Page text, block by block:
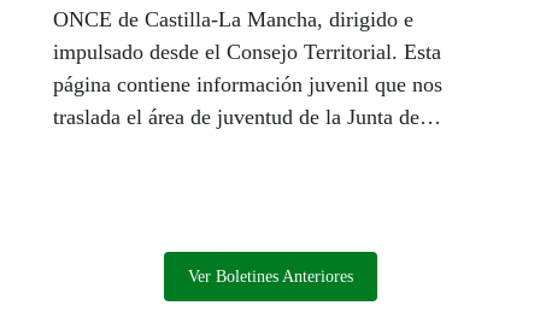
ONCE de Castilla-La Mancha, dirigido e
impulsado desde el Consejo Territorial. Esta
página contiene información juvenil que nos
traslada el área de juventud de la Junta de
Ver Boletines Anteriores